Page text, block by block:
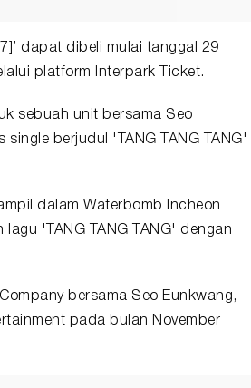
dapat dibeli mulai tanggal 29
platform Interpark Ticket.
sebuah unit bersama Seo
berjudul 'TANG TANG TANG'
dalam Waterbomb Incheon
'TANG TANG TANG' dengan
bersama Seo Eunkwang,
pada bulan November